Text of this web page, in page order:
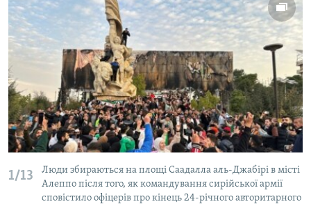
1/13
Люди збираються на площі Саадалла аль-Джабірі в місті
Алеппо після того, як командування сирійської армії
сповістило офіцерів про кінець 24-річного авторитарного